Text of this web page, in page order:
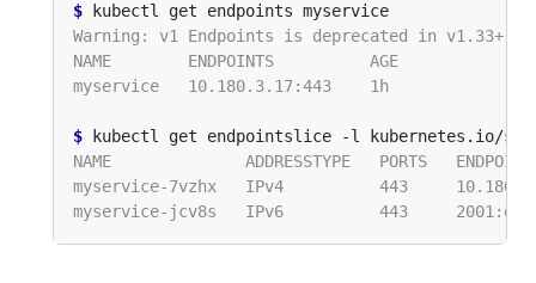
$
$ kubectl get endpointslice -l kubernetes.io/